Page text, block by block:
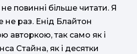
не повинні більше читати. Я
не раз. Енід Блайтон
авторкою, так само як і
Стайна, як і десятки